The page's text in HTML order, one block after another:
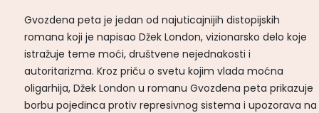
Gvozdena peta je jedan od najuticajnijih distopijskih
romana koji je napisao Džek London, vizionarsko delo koje
istražuje teme moći, društvene nejednakosti i
autoritarizma. Kroz priču o svetu kojim vlada moćna
oligarhija, Džek London u romanu Gvozdena peta prikazuje
borbu pojedinca protiv represivnog sistema i upozorava na